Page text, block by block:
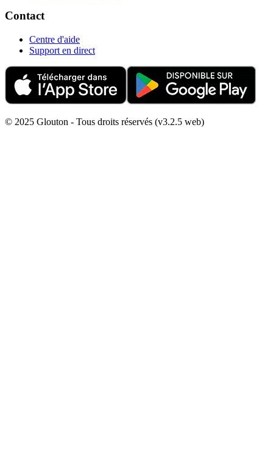
Contact
Centre d'aide
Support en direct
© 2025 Glouton - Tous droits réservés (v3.2.5 web)